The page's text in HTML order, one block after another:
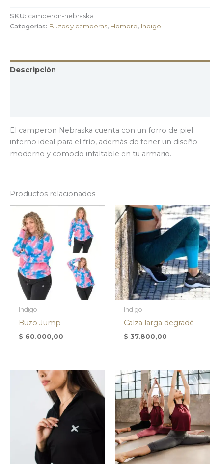
SKU: camperon-nebraska
Categorías: Buzos y camperas, Hombre, Indigo
Descripción
El camperon Nebraska cuenta con un forro de piel
interno ideal para el frío, además de tener un diseño
moderno y comodo infaltable en tu armario.
Productos relacionados
Indigo
Buzo Jump
$ 60.000,00
Indigo
Calza larga degradé
$ 37.800,00